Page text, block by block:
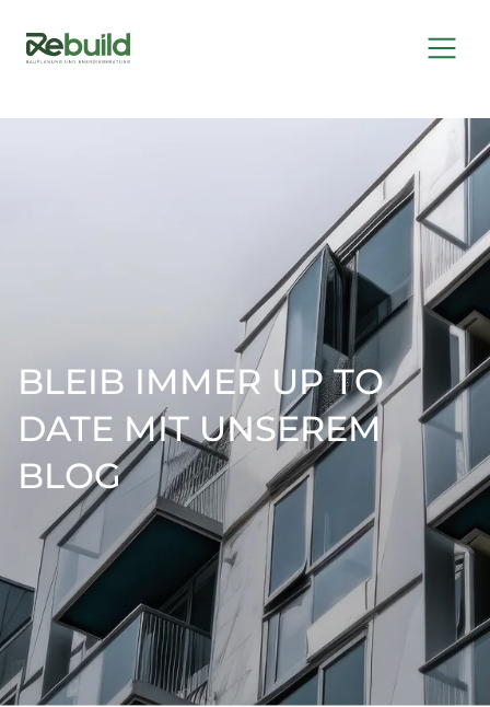
BLEIB IMMER UP TO
DATE MIT UNSEREM
BLOG